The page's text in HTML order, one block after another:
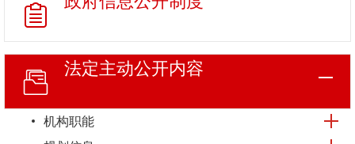
法定主动公开内容
机构职能